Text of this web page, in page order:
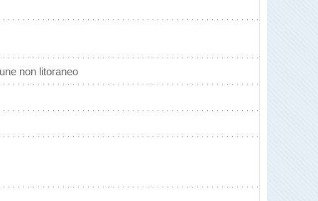
non litoraneo